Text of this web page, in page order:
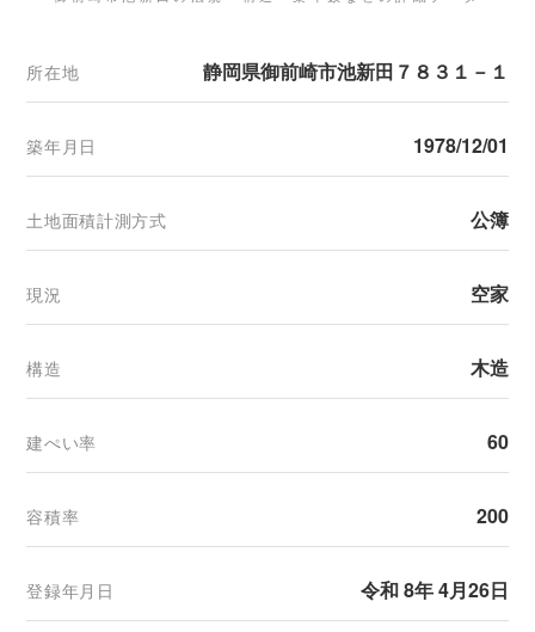
所在地 静岡県御前崎市池新田７８３１－１
築年月日 1978/12/01
土地面積計測方式 公簿
現況 空家
構造 木造
建ぺい率 60
容積率 200
登録年月日 令和 8年 4月26日